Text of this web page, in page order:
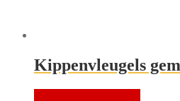
Kippenvleugels